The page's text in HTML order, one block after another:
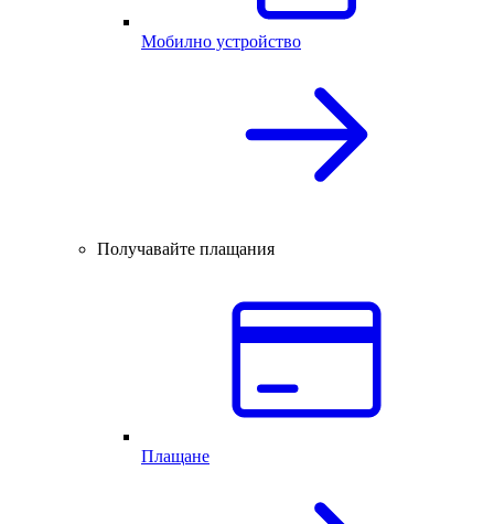
Мобилно устройство
Получавайте плащания
Плащане